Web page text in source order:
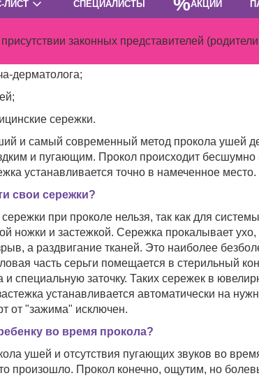
ЛИСТ СПЕЦИАЛИСТЫ АКЦИИ
законных представителей
в их ушках.
дерматолога;
сережки.
и самый современный метод прокола ушей
и пугающим. Прокол происходит
устанавливается точно в намеченное место.
свои сережки?
при проколе нельзя, так как для
ножки и застежкой. Сережка прокалывает ухо,
а раздвигание тканей. Это наиболее
часть серьги помещается в стерильный
специальную заточку. Таких сережек в
устанавливается автоматически на
от "зажима" исключен.
во время прокола?
ушей и отсутствия пугающих звуков во
произошло. Прокол конечно, ощутим, но